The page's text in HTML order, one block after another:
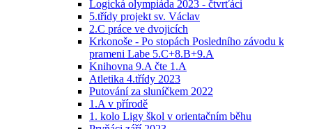
Logická olympiáda 2023 - čtvrťáci
5.třídy projekt sv. Václav
2.C práce ve dvojicích
Krkonoše - Po stopách Posledního závodu k
prameni Labe 5.C+8.B+9.A
Knihovna 9.A čte 1.A
Atletika 4.třídy 2023
Putování za sluníčkem 2022
1.A v přírodě
1. kolo Ligy škol v orientačním běhu